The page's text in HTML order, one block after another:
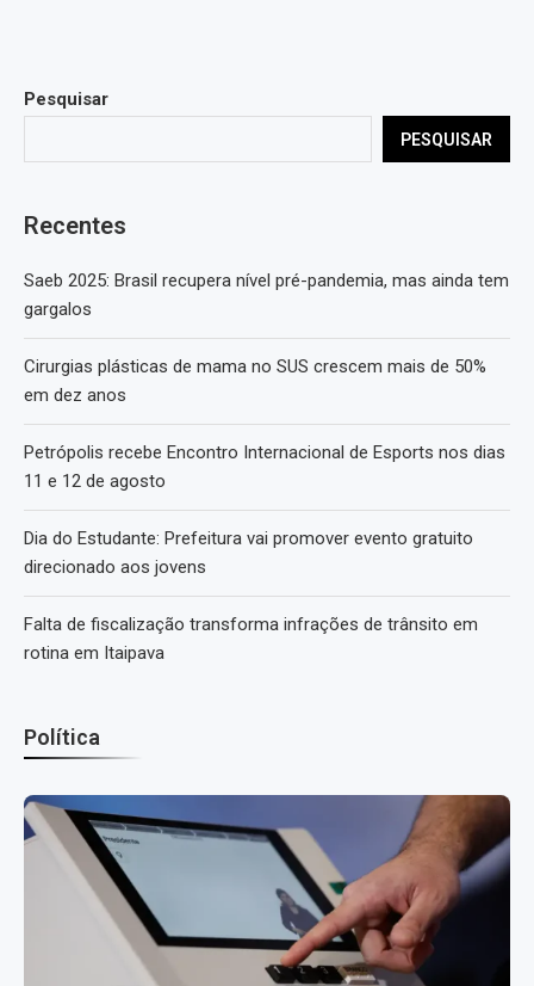
Pesquisar
PESQUISAR
Recentes
Saeb 2025: Brasil recupera nível pré-pandemia, mas ainda tem
gargalos
Cirurgias plásticas de mama no SUS crescem mais de 50%
em dez anos
Petrópolis recebe Encontro Internacional de Esports nos dias
11 e 12 de agosto
Dia do Estudante: Prefeitura vai promover evento gratuito
direcionado aos jovens
Falta de fiscalização transforma infrações de trânsito em
rotina em Itaipava
Política